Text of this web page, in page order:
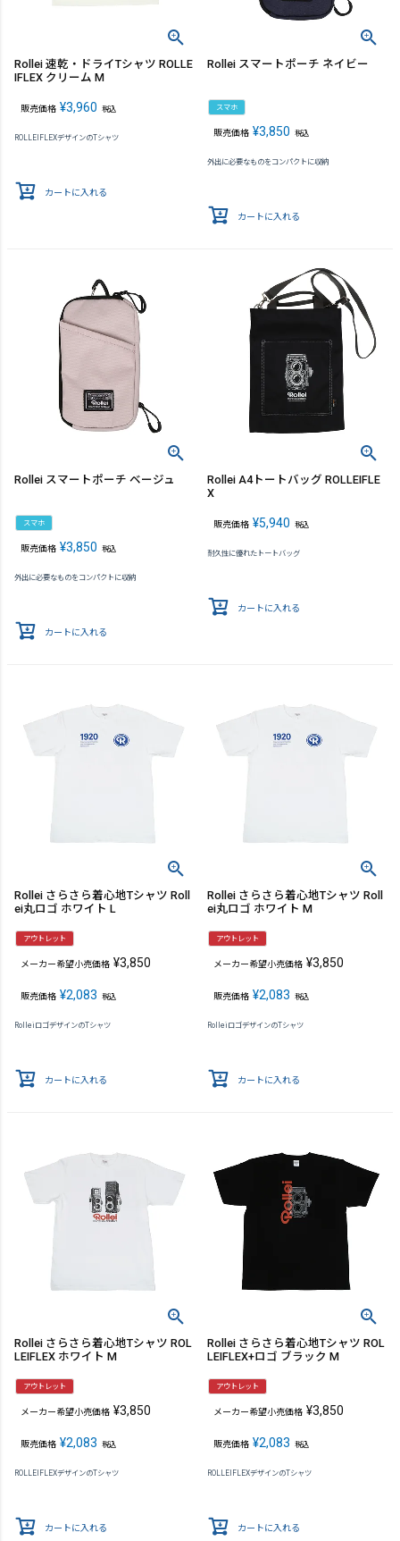
Rollei 速乾・ドライTシャツ ROLLE
IFLEX クリーム M
販売価格 ¥3,960 税込
ROLLEIFLEXデザインのTシャツ
カートに入れる
Rollei スマートポーチ ネイビー
スマホ
販売価格 ¥3,850 税込
外出に必要なものをコンパクトに収納
カートに入れる
Rollei スマートポーチ ベージュ
スマホ
販売価格 ¥3,850 税込
外出に必要なものをコンパクトに収納
カートに入れる
Rollei A4トートバッグ ROLLEIFLE
X
販売価格 ¥5,940 税込
耐久性に優れたトートバッグ
カートに入れる
Rollei さらさら着心地Tシャツ Roll
ei丸ロゴ ホワイト L
アウトレット
メーカー希望小売価格 ¥3,850
販売価格 ¥2,083 税込
RolleiロゴデザインのTシャツ
カートに入れる
Rollei さらさら着心地Tシャツ Roll
ei丸ロゴ ホワイト M
アウトレット
メーカー希望小売価格 ¥3,850
販売価格 ¥2,083 税込
RolleiロゴデザインのTシャツ
カートに入れる
Rollei さらさら着心地Tシャツ ROL
LEIFLEX ホワイト M
アウトレット
メーカー希望小売価格 ¥3,850
販売価格 ¥2,083 税込
ROLLEIFLEXデザインのTシャツ
カートに入れる
Rollei さらさら着心地Tシャツ ROL
LEIFLEX+ロゴ ブラック M
アウトレット
メーカー希望小売価格 ¥3,850
販売価格 ¥2,083 税込
ROLLEIFLEXデザインのTシャツ
カートに入れる